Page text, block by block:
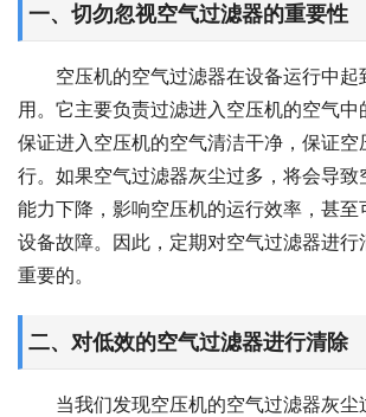
一、切勿忽视空气过滤器的重要性
空压机的空气过滤器在设备运行中
用。它主要负责过滤进入空压机的空气中
保证进入空压机的空气清洁干净，保证空
行。如果空气过滤器灰尘过多，将会导
能力下降，影响空压机的运行效率，甚至
设备故障。因此，定期对空气过滤器进行
重要的。
二、对低效的空气过滤器进行清除
当我们发现空压机的空气过滤器灰